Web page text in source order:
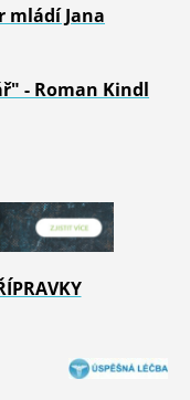
mládí Jana
- Roman Kindl